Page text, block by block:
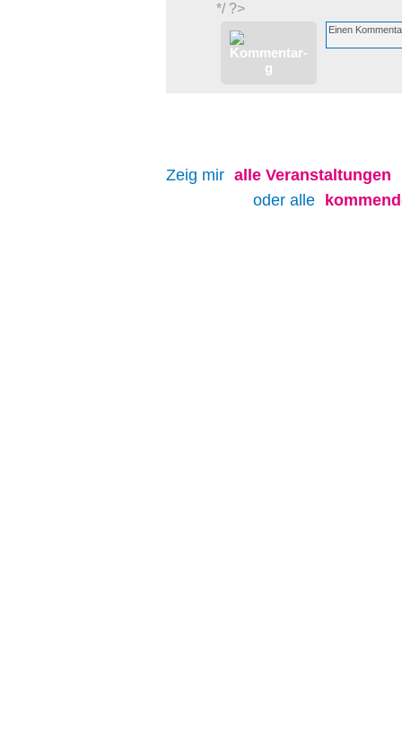
*/ ?>
Zeig mir alle Veranstaltungen
oder alle